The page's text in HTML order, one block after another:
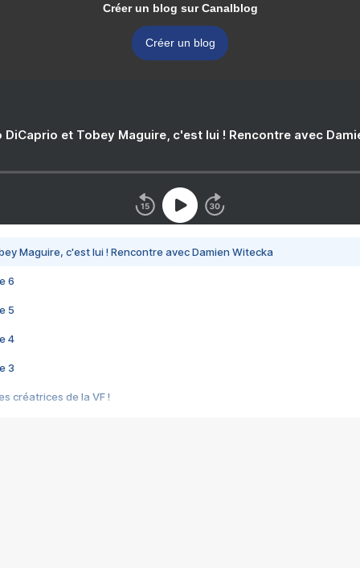
Créer un blog sur Canalblog
Créer un blog
DiCaprio et Tobey Maguire, c'est lui ! Rencontre avec
Maguire, c'est lui ! Rencontre avec Damien Witecka
6
5
4
3
créatrices de la VF !